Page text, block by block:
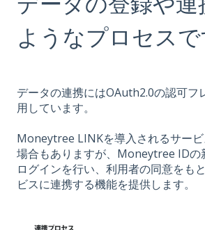
ようなプロセスで
データの連携にはOAuth2.0の認可フ
用しています。
Moneytree LINKを導入されるサー
場合もありますが、Moneytree IDの
ログインを行い、利用者の同意をも
ビスに連携する機能を提供します。